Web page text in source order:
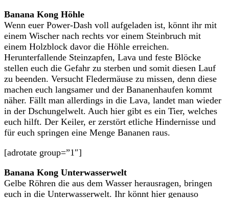
Banana Kong Höhle
Wenn euer Power-Dash voll aufgeladen ist, könnt ihr mit
einem Wischer nach rechts vor einem Steinbruch mit
einem Holzblock davor die Höhle erreichen.
Herunterfallende Steinzapfen, Lava und feste Blöcke
stellen euch die Gefahr zu sterben und somit diesen Lauf
zu beenden. Versucht Fledermäuse zu missen, denn diese
machen euch langsamer und der Bananenhaufen kommt
näher. Fällt man allerdings in die Lava, landet man wieder
in der Dschungelwelt. Auch hier gibt es ein Tier, welches
euch hilft. Der Keiler, er zerstört etliche Hindernisse und
für euch springen eine Menge Bananen raus.
[adrotate group=”1″]
Banana Kong Unterwasserwelt
Gelbe Röhren die aus dem Wasser herausragen, bringen
euch in die Unterwasserwelt. Ihr könnt hier genauso